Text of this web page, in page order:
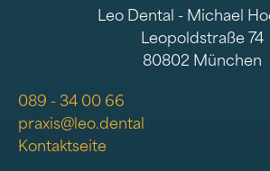
Leo Dental - Michael
Leopoldstraße 74
80802 München
089 - 34 00 66
praxis@leo.dental
Kontaktseite